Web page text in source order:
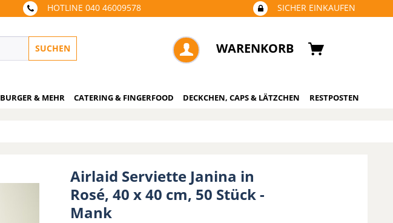
HOTLINE 040 46009578 SICHER EINKAUFEN
SUCHEN WARENKORB
BURGER & MEHR CATERING & FINGERFOOD DECKCHEN, CAPS & LÄTZCHEN RESTPOSTEN
Airlaid Serviette Janina in
Rosé, 40 x 40 cm, 50 Stück -
Mank